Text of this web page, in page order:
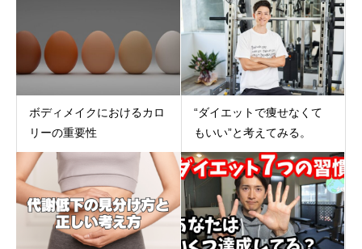
ボディメイクにおけるカロ
リーの重要性
“ダイエットで痩せなくて
もいい”と考えてみる。